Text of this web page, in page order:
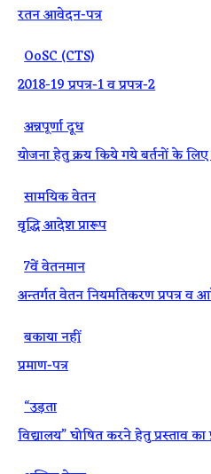
रतन आवेदन-पत्र
OoSC (CTS)
2018-19 प्रपत्र-1 व प्रपत्र-2
अन्नपूर्णा दूध
योजना हेतु क्रय किये गये बर्तनों के लिए
सामयिक वेतन
वृद्धि आदेश प्रारूप
7वें वेतनमान
अन्तर्गत वेतन नियमतिकरण प्रपत्र व
बकाया नहीं
प्रमाण-पत्र
“उड़ता
विद्यालय” घोषित करने हेतु प्रस्ताव का